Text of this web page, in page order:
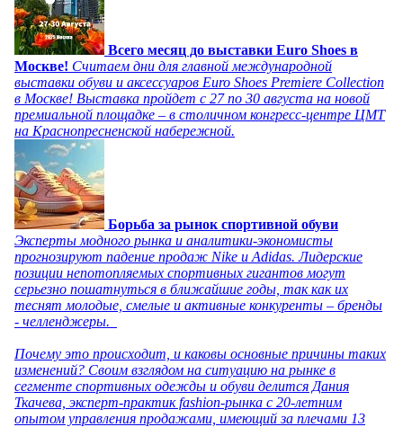
Всего месяц до выставки Euro Shoes в
Москве! Считаем дни для главной международной
выставки обуви и аксессуаров Euro Shoes Premiere Collection
в Москве! Выставка пройдет с 27 по 30 августа на новой
премиальной площадке – в столичном конгресс-центре ЦМТ
на Краснопресненской набережной.
Борьба за рынок спортивной обуви
Эксперты модного рынка и аналитики-экономисты
прогнозируют падение продаж Nike и Adidas. Лидерские
позиции непотопляемых спортивных гигантов могут
серьезно пошатнуться в ближайшие годы, так как их
теснят молодые, смелые и активные конкуренты – бренды
- челленджеры.
Почему это происходит, и каковы основные причины таких
изменений? Своим взглядом на ситуацию на рынке в
сегменте спортивных одежды и обуви делится Дания
Ткачева, эксперт-практик fashion-рынка с 20-летним
опытом управления продажами, имеющий за плечами 13